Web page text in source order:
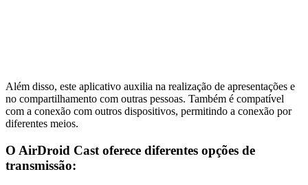
Além disso, este aplicativo auxilia na realização de apresentações e
no compartilhamento com outras pessoas. Também é compatível
com a conexão com outros dispositivos, permitindo a conexão por
diferentes meios.
O AirDroid Cast oferece diferentes opções de
transmissão: